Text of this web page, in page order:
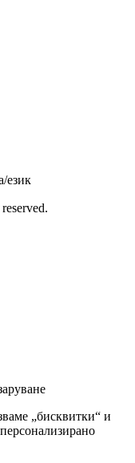
език
„бисквитки“ и